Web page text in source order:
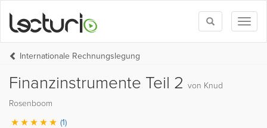
Toggle
search
Internationale Rechnungslegung
Finanzinstrumente Teil 2 von Knud
Rosenboom
(1)